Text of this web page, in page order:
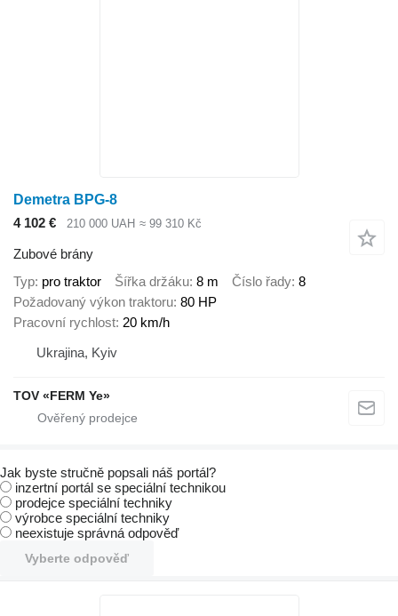
Demetra BPG-8
4 102 €
210 000 UAH ≈ 99 310 Kč
Zubové brány
Typ pro traktor Šířka držáku 8 m Číslo řady 8
Požadovaný výkon traktoru 80 HP
Pracovní rychlost 20 km/h
Ukrajina, Kyiv
TOV «FERM Ye»
Jak byste stručně popsali náš portál?
inzertní portál se speciální technikou
prodejce speciální techniky
výrobce speciální techniky
neexistuje správná odpověď
Vyberte odpověď